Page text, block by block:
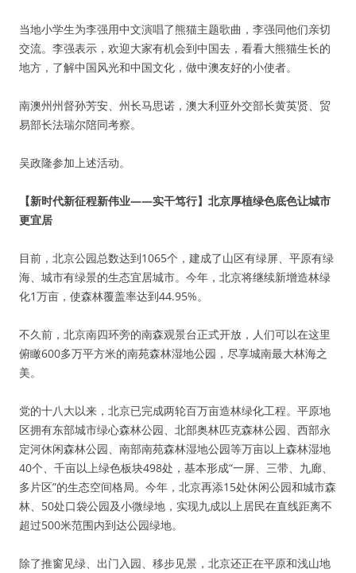
当地小学生为李强用中文演唱了熊猫主题歌曲，李强同他们亲切
交流。李强表示，欢迎大家有机会到中国去，看看大熊猫生长的
地方，了解中国风光和中国文化，做中澳友好的小使者。
南澳州州督孙芳安、州长马思诺，澳大利亚外交部长黄英贤、贸
易部长法瑞尔陪同考察。
吴政隆参加上述活动。
【新时代新征程新伟业——实干笃行】北京厚植绿色底色让城市
更宜居
目前，北京公园总数达到1065个，建成了山区有绿屏、平原有绿
海、城市有绿景的生态宜居城市。今年，北京将继续新增造林绿
化1万亩，使森林覆盖率达到44.95%。
不久前，北京南四环旁的南森观景台正式开放，人们可以在这里
俯瞰600多万平方米的南苑森林湿地公园，尽享城南最大林海之
美。
党的十八大以来，北京已完成两轮百万亩造林绿化工程。平原地
区拥有东部城市绿心森林公园、北部奥林匹克森林公园、西部永
定河休闲森林公园、南部南苑森林湿地公园等万亩以上森林湿地
40个、千亩以上绿色板块498处，基本形成“一屏、三带、九廊、
多片区”的生态空间格局。今年，北京再添15处休闲公园和城市森
林、50处口袋公园及小微绿地，实现九成以上居民在直线距离不
超过500米范围内到达公园绿地。
除了推窗见绿、出门入园、移步见景，北京还正在平原和浅山地